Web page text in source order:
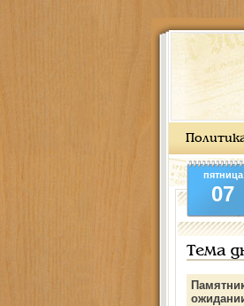
пятница
07
Тема